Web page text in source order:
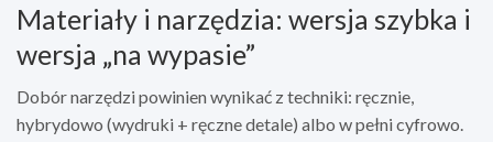
Materiały i narzędzia: wersja szybka i
wersja „na wypasie”
Dobór narzędzi powinien wynikać z techniki: ręcznie,
hybrydowo (wydruki + ręczne detale) albo w pełni cyfrowo.